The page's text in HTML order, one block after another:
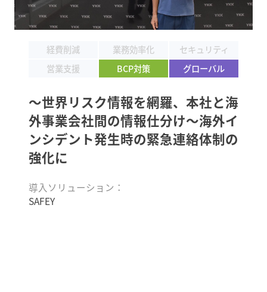
経費削減 業務効率化
セキュリティ
営業支援
BCP対策 グローバル
～世界リスク情報を網羅、本社と海
外事業会社間の情報仕分け～海外イ
ンシデント発生時の緊急連絡体制の
強化に
導入ソリューション：
SAFEY